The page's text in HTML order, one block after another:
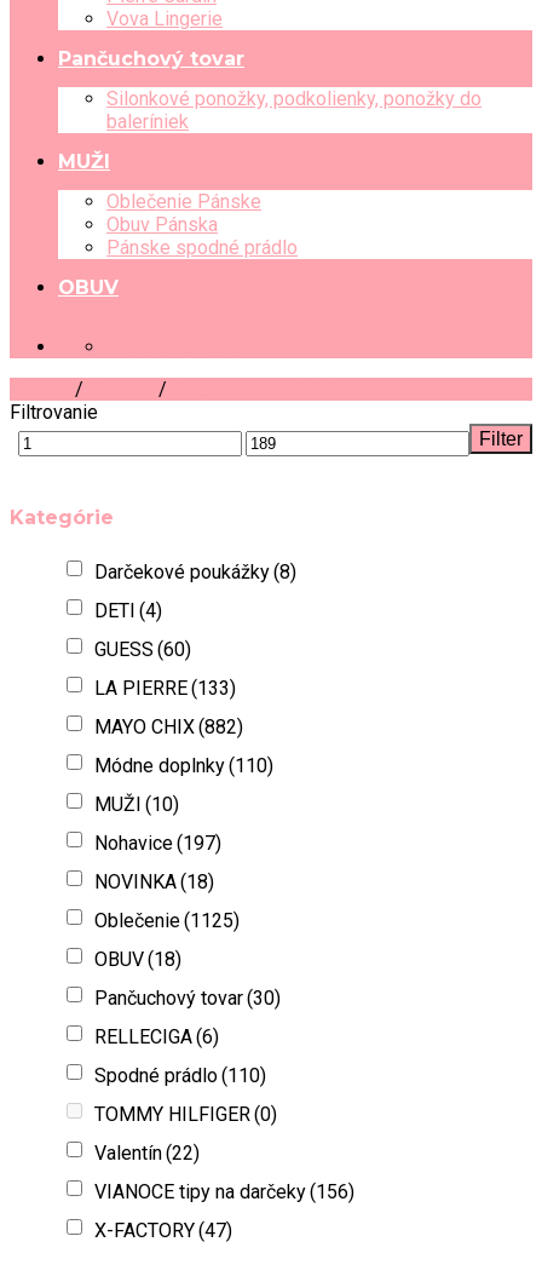
Vova Lingerie
Pančuchový tovar
Silonkové ponožky, podkolienky, ponožky do
baleríniek
MUŽI
Oblečenie Pánske
Obuv Pánska
Pánske spodné prádlo
OBUV
/ /
Filtrovanie
Filter
Kategórie
Darčekové poukážky(8)
DETI (4)
GUESS (60)
LA PIERRE(133)
MAYO CHIX(882)
Módne doplnky(110)
MUŽI (10)
Nohavice(197)
NOVINKA(18)
Oblečenie(1125)
OBUV(18)
Pančuchový tovar(30)
RELLECIGA(6)
Spodné prádlo(110)
TOMMY HILFIGER(0)
Valentín(22)
VIANOCE tipy na darčeky(156)
X-FACTORY(47)